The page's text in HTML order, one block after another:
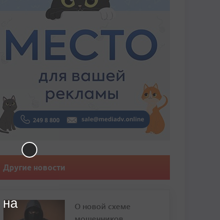
Другие новости
О новой схеме